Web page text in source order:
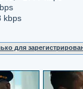
kbps
для